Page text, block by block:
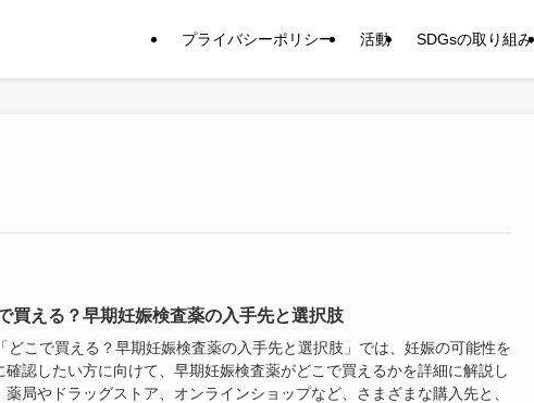
プライバシーポリシー 活動 SDGsの取り組み
買える？早期妊娠検査薬の入手先と選択肢
どこで買える？早期妊娠検査薬の入手先と選択肢」では、妊娠の可能性を
確認したい方に向けて、早期妊娠検査薬がどこで買えるかを詳細に解説し
薬局やドラッグストア、オンラインショップなど、さまざまな購入先と、